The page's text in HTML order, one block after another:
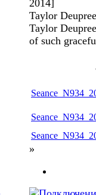
2014]
Taylor
Taylor
of such
»